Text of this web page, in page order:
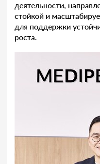
деятельности,
стойкой и
для поддержки
роста.